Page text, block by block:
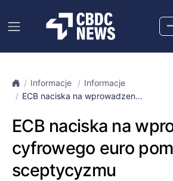
–
Informacje
Informacje
ECB naciska na wprowadzen...
ECB naciska na
cyfrowego euro
sceptycyzmu